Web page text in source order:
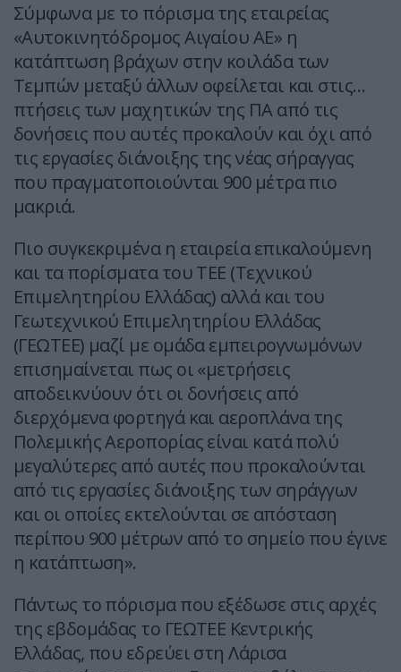
Σύμφωνα με το πόρισμα της εταιρείας
«Αυτοκινητόδρομος Αιγαίου ΑΕ» η
κατάπτωση βράχων στην κοιλάδα των
Τεμπών μεταξύ άλλων οφείλεται και στις…
πτήσεις των μαχητικών της ΠΑ από τις
δονήσεις που αυτές προκαλούν και όχι από
τις εργασίες διάνοιξης της νέας σήραγγας
που πραγματοποιούνται 900 μέτρα πιο
μακριά.
Πιο συγκεκριμένα η εταιρεία επικαλούμενη
και τα πορίσματα του ΤΕΕ (Τεχνικού
Επιμελητηρίου Ελλάδας) αλλά και του
Γεωτεχνικού Επιμελητηρίου Ελλάδας
(ΓΕΩΤΕΕ) μαζί με ομάδα εμπειρογνωμόνων
επισημαίνεται πως οι «μετρήσεις
αποδεικνύουν ότι οι δονήσεις από
διερχόμενα φορτηγά και αεροπλάνα της
Πολεμικής Αεροπορίας είναι κατά πολύ
μεγαλύτερες από αυτές που προκαλούνται
από τις εργασίες διάνοιξης των σηράγγων
και οι οποίες εκτελούνται σε απόσταση
περίπου 900 μέτρων από το σημείο που έγινε
η κατάπτωση».
Πάντως το πόρισμα που εξέδωσε στις αρχές
της εβδομάδας το ΓΕΩΤΕΕ Κεντρικής
Ελλάδας, που εδρεύει στη Λάρισα